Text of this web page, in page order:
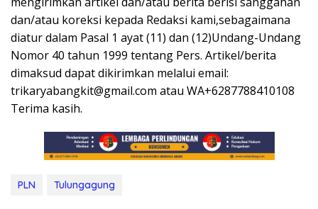
dan/atau koreksi kepada Redaksi kami,sebagaimana
diatur dalam Pasal 1 ayat (11) dan (12)Undang-Undang
Nomor 40 tahun 1999 tentang Pers. Artikel/berita
dimaksud dapat dikirimkan melalui email:
trikaryabangkit@gmail.com atau WA+6287788410108
Terima kasih.
PLN Tulungagung